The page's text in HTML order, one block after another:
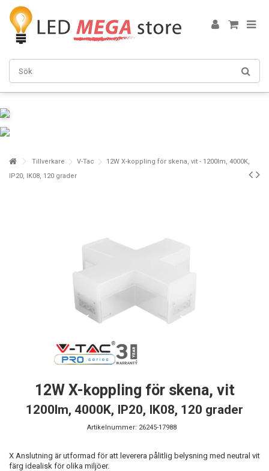
Tillverkare V-Tac
12W X-koppling för skena, vit - 1200lm, 4000K,
IP20, IK08, 120 grader
12W X-koppling för skena, vit
1200lm, 4000K, IP20, IK08, 120 grader
Artikelnummer: 26245-17988
X Anslutning är utformad för att leverera pålitlig belysning med neutral vit
färg idealisk för olika miljöer.